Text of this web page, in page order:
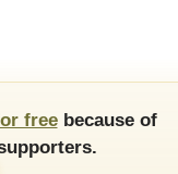
freebecause of